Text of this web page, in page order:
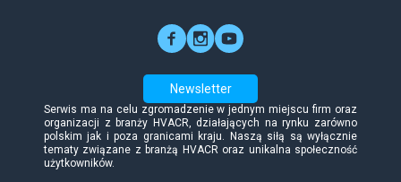
Newsletter
Serwis ma na celu zgromadzenie w jednym miejscu firm oraz
organizacji z branży HVACR, działających na rynku zarówno
polskim jak i poza granicami kraju. Naszą siłą są wyłącznie
tematy związane z branżą HVACR oraz unikalna społeczność
użytkowników.